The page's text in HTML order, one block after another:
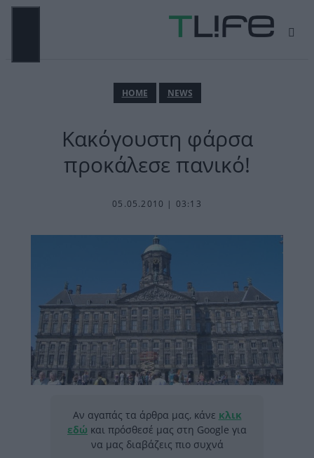
Μετάβαση
ΗΟΜΕ NEWS
Κακόγουστη φάρσα
προκάλεσε πανικό!
05.05.2010 | 03:13
Αν αγαπάς τα άρθρα μας, κάνε κλικ
εδώ και πρόσθεσέ μας στη Google για
να μας διαβάζεις πιο συχνά